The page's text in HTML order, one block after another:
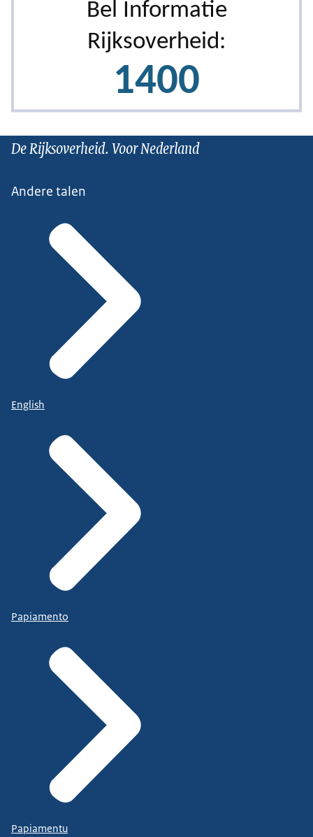
De Rijksoverheid. Voor Nederland
Andere talen
English
Papiamento
Papiamentu